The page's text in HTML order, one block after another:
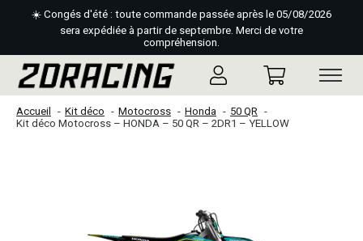
☀️ Congés d'été : toute commande passée après le 05/08/2026
sera expédiée à partir de septembre. Merci de votre
compréhension.
Accueil Kit déco Motocross Honda
50 QR
Kit déco Motocross – HONDA – 50 QR – 2DR1 – YELLOW